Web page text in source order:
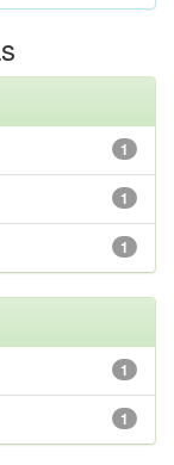
1
1
1
1
1